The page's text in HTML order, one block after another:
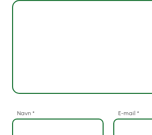
Navn * E-mail *